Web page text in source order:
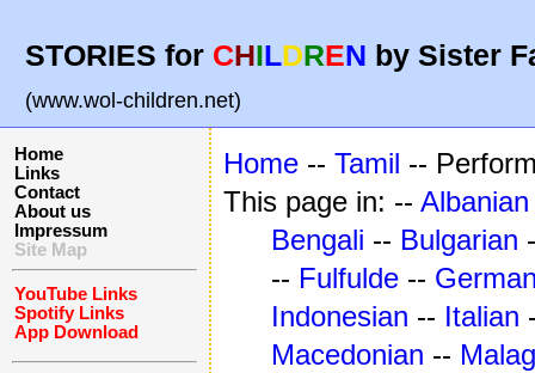
STORIES for CHILDREN by Sister
(www.wol-children.net)
Home
Links
Contact
About us
Impressum
Site Map
YouTube Links
Spotify Links
App Download
Home -- Tamil --
This page in: -- Albanian
Bengali -- Bulgarian
-- Fulfulde --
Indonesian -- Italian
Macedonian --